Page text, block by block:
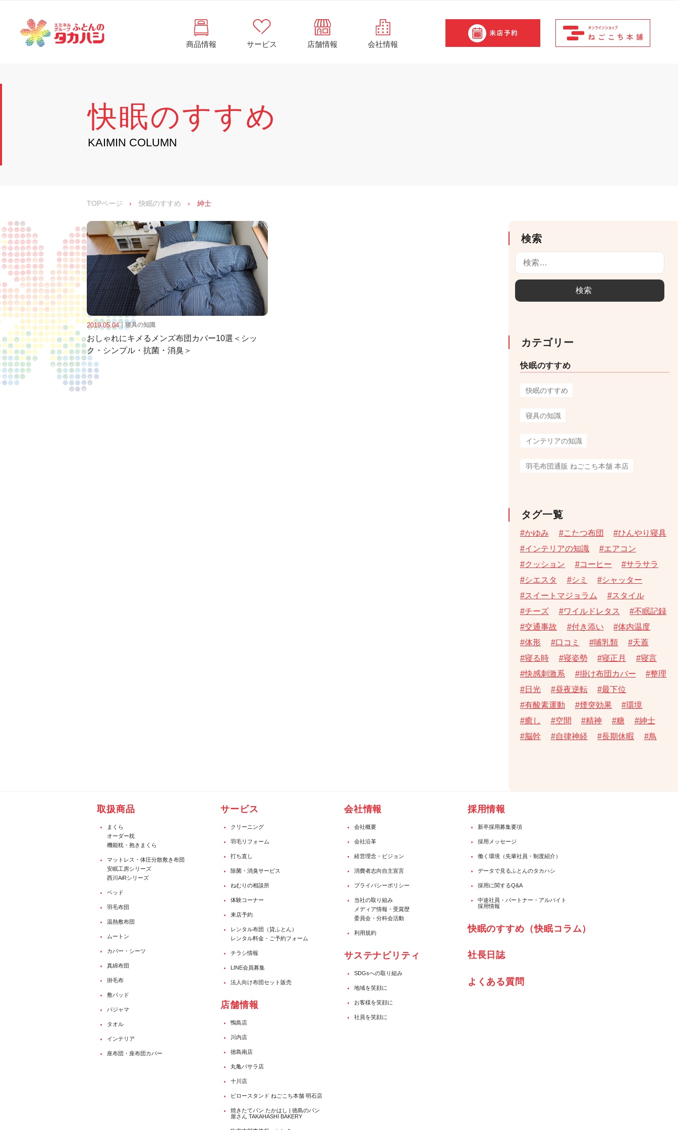
ッ
商品情報 サービス 店舗情報 会社情報
快眠のすすめ
KAIMIN COLUMN
TOPページ › 快眠のすすめ › 紳士
検索
カテゴリー
快眠のすすめ
快眠のすすめ
寝具の知識
インテリアの知識
羽毛布団通販 ねごこち本舗 本店
タグ一覧
かゆみ こたつ布団
ひんやり寝具
インテリアの知識
エアコン
クッション
コーヒー
サラサラ
シエスタ
シミ
シャッター
スイートマジョラム
スタイル
チーズ
ワイルドレタス
不眠記録
交通事故
付き添い
体内温度
体形
口コミ 哺乳類
天蓋
寝る時
寝姿勢 寝正月
寝言
快感刺激系
掛け布団カバー
整理
日光
昼夜逆転
最下位
有酸素運動
煙突効果
環境
癒し
空間 精神 糖
紳士
脳幹
自律神経 長期休暇 鳥
2019.05.04｜寝具の知識
おしゃれにキメるメンズ布団カバー10選＜シッ
ク・シンプル・抗菌・消臭＞
取扱商品
まくら
オーダー枕
機能枕・抱きまくら
マットレス・体圧分散敷き布団
安眠工房シリーズ
西川AiRシリーズ
ベッド
羽毛布団
温熱敷布団
ムートン
カバー・シーツ
真綿布団
掛毛布
敷パッド
パジャマ
タオル
インテリア
座布団・座布団カバー
サービス
クリーニング
羽毛リフォーム
打ち直し
除菌・消臭サービス
ねむりの相談所
体験コーナー
来店予約
レンタル布団（貸ふとん）
レンタル料金・ご予約フォーム
チラシ情報
LINE会員募集
法人向け布団セット販売
店舗情報
鴨島店
川内店
徳島南店
丸亀バサラ店
十川店
ピロースタンド ねごこち本舗 明石店
焼きたてパン たかはし | 徳島のパン
屋さん TAKAHASHI BAKERY
会社情報
会社概要
会社沿革
経営理念・ビジョン
消費者志向自主宣言
プライバシーポリシー
当社の取り組み
メディア情報・受賞歴
委員会・分科会活動
利用規約
サステナビリティ
SDGsへの取り組み
地域を笑顔に
お客様を笑顔に
社員を笑顔に
採用情報
新卒採用募集要項
採用メッセージ
働く環境（先輩社員・制度紹介）
データで見るふとんのタカハシ
採用に関するQ&A
中途社員・パートナー・アルバイト
採用情報
快眠のすすめ（快眠コラム）
社⾧日誌
よくある質問
ん
の